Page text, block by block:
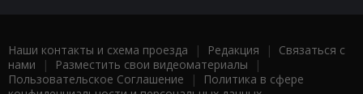
Наши контакты и схема проезда | Редакция | Связаться с
нами | Разместить свои видеоматериалы |
Пользовательское Соглашение |
Политика в сфере